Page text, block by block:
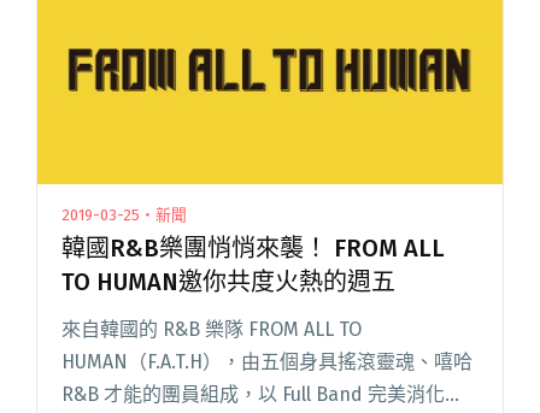
2019-03-25・新聞
韓國R&B樂團悄悄來襲！ FROM ALL
TO HUMAN邀你共度火熱的週五
來自韓國的 R&B 樂隊 FROM ALL TO
HUMAN（F.A.T.H），由五個身具搖滾靈魂、嘻哈
R&B 才能的團員組成，以 Full Band 完美消化